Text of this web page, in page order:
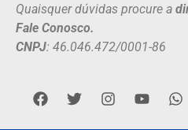
Quaisquer dúvidas procure a
Fale Conosco.
CNPJ: 46.046.472/0001-86